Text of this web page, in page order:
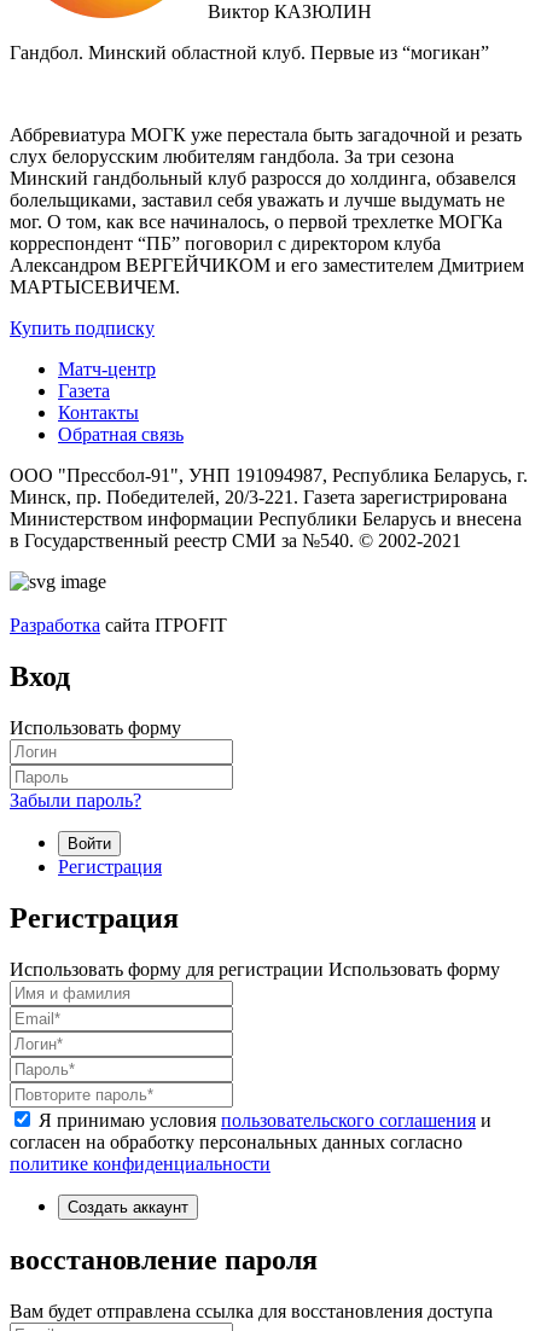
Виктор КАЗЮЛИН
Гандбол. Минский областной клуб. Первые из “могикан”
Аббревиатура МОГК уже перестала быть загадочной и резать
слух белорусским любителям гандбола. За три сезона
Минский гандбольный клуб разросся до холдинга, обзавелся
болельщиками, заставил себя уважать и лучше выдумать не
мог. О том, как все начиналось, о первой трехлетке МОГКа
корреспондент “ПБ” поговорил с директором клуба
Александром ВЕРГЕЙЧИКОМ и его заместителем Дмитрием
МАРТЫСЕВИЧЕМ.
Купить подписку
Матч-центр
Газета
Контакты
Обратная связь
ООО "Прессбол-91", УНП 191094987, Республика Беларусь, г.
Минск, пр. Победителей, 20/3-221. Газета зарегистрирована
Министерством информации Республики Беларусь и внесена
в Государственный реестр СМИ за №540. © 2002-2021
Разработка сайта ITPOFIT
Вход
Использовать форму
Забыли пароль?
Войти
Регистрация
Регистрация
Использовать форму для регистрации Использовать форму
Я принимаю условия пользовательского соглашения и
согласен на обработку персональных данных согласно
политике конфиденциальности
Создать аккаунт
восстановление пароля
Вам будет отправлена ссылка для восстановления доступа